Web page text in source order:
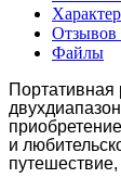
Отзывов
Файлы
Портативная
и